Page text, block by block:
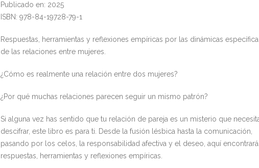
Publicado en: 2025
ISBN: 978-84-19728-79-1
Respuestas, herramientas y reflexiones empíricas por las dinámicas
de las relaciones entre mujeres.
¿Cómo es realmente una relación entre dos mujeres?
¿Por qué muchas relaciones parecen seguir un mismo patrón?
Si alguna vez has sentido que tu relación de pareja es un misterio que
descifrar, este libro es para ti. Desde la fusión lésbica hasta la comunicación,
pasando por los celos, la responsabilidad afectiva y el deseo, aquí
respuestas, herramientas y reflexiones empíricas.